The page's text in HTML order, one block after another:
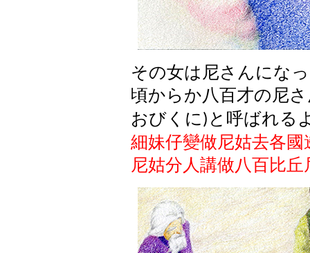
その女は尼さんにな
頃からか八百才の尼
おびくに ) と呼ばれる
細妹仔變做尼姑去各
尼姑分人講做八百比丘